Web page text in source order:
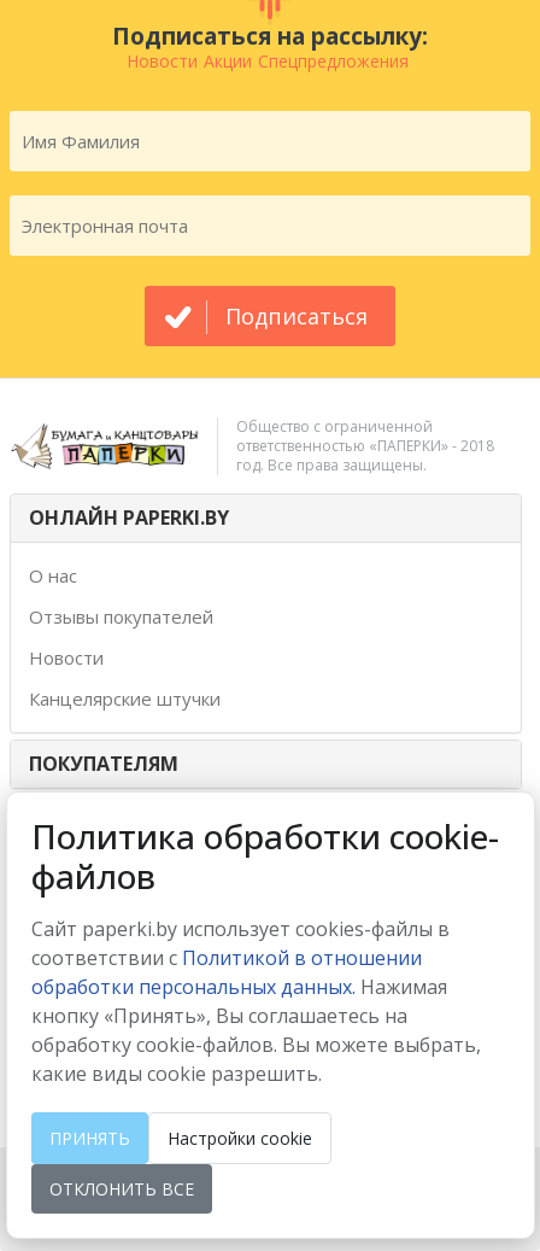
Подписаться на рассылку:
Новости Акции Спецпредложения
Подписаться
Общество с ограниченной
ответственностью «ПАПЕРКИ» - 2018
год. Все права защищены.
ОНЛАЙН PAPERKI.BY
О нас
Отзывы покупателей
Новости
Канцелярские штучки
ПОКУПАТЕЛЯМ
ИНТЕРНЕТ-МАГАЗИН
МЫ ПРИНИМАЕМ
МЫ В СОЦСЕТЯХ
Политика обработки cookie-
файлов
Сайт paperki.by использует cookies-файлы в
соответствии с Политикой в отношении
обработки персональных данных. Нажимая
кнопку «Принять», Вы соглашаетесь на
обработку cookie-файлов. Вы можете выбрать,
какие виды cookie разрешить.
ПРИНЯТЬ Настройки cookie
ОТКЛОНИТЬ ВСЕ
Настройки cookie